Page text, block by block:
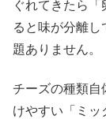
ぐれてきたら
ると味が分離
題ありません。
チーズの種類自
けやすい「ミッ